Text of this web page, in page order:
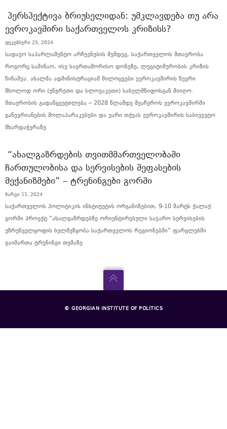
ᲞᲔᲠᲡᲞᲔᲥᲢᲘᲕᲐ ᲑᲠᲘᲣᲡᲔᲚᲘᲓᲐᲜ: ᲣᲛᲙᲚᲐᲕᲓᲔᲑᲐ ᲗᲣ ᲐᲠᲐ
ᲔᲕᲠᲝᲙᲐᲕᲨᲘᲠᲘ ᲡᲐᲥᲐᲠᲗᲕᲔᲚᲝᲡ ᲙᲠᲘᲖᲘᲡᲡ?
დეკემბერი 25, 2024
სადავო საპარლამენტო არჩევნების შემდეგ, საქართველოს მთავრობა
როგორც საშინაო, ისე საერთაშორისო დონეზე, ლეგიტიმურობის კრიზის
წინაშეა. ახალმა ადმინისტრაციამ მილოცვები ევროკავშირის წევრი
მხოლოდ ორი (უნგრეთი და სლოვაკეთი) სახელმწიფოსგან მიიღო.
მთავრობის გადაწყვეტილება – 2028 წლამდე შეაჩეროს ევროკავშირში
გაწევრიანების მოლაპარაკებები და უარი თქვას ევროკავშირის საბიუჯეტო
მხარდაჭერაზე
“ᲐᲮᲐᲚᲒᲐᲖᲠᲓᲔᲑᲘᲡ ᲗᲕᲘᲗᲛᲛᲐᲠᲗᲕᲔᲚᲝᲑᲐᲨᲘ
ᲩᲐᲠᲗᲣᲚᲝᲑᲘᲡᲐ ᲓᲐ ᲡᲔᲠᲕᲘᲡᲔᲑᲘᲡ ᲨᲔᲤᲐᲡᲔᲑᲘᲡ
ᲛᲔᲥᲐᲜᲘᲖᲛᲔᲑᲘ” – ᲢᲠᲔᲜᲘᲜᲒᲔᲑᲘ ᲒᲝᲠᲨᲘ
მარტი 11, 2024
საქართველოს პოლიტიკის ინსტიტუტის ორგანიზებით, 9-10 მარტს ქალაქ
გორში პროექტ “ახალგაზრდებზე ორიენტირებული საჯარო სერვისების
უზრუნველყოფის ხელშეწყობა საქართველოს რეგიონებში” ფარგლებში
გაიმართა ტრენინგი თემაზე
© GEORGIAN INSTITUTE OF POLITICS